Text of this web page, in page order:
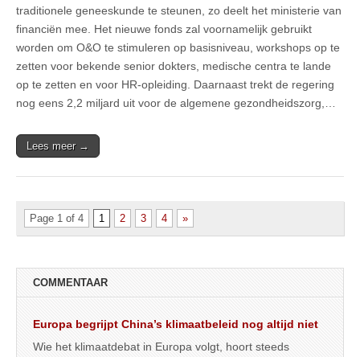
traditionele geneeskunde te steunen, zo deelt het ministerie van
financiën mee. Het nieuwe fonds zal voornamelijk gebruikt
worden om O&O te stimuleren op basisniveau, workshops op te
zetten voor bekende senior dokters, medische centra te lande
op te zetten en voor HR-opleiding. Daarnaast trekt de regering
nog eens 2,2 miljard uit voor de algemene gezondheidszorg,…
Lees meer →
Page 1 of 4 1 2 3 4 »
COMMENTAAR
Europa begrijpt China’s klimaatbeleid nog altijd niet
Wie het klimaatdebat in Europa volgt, hoort steeds